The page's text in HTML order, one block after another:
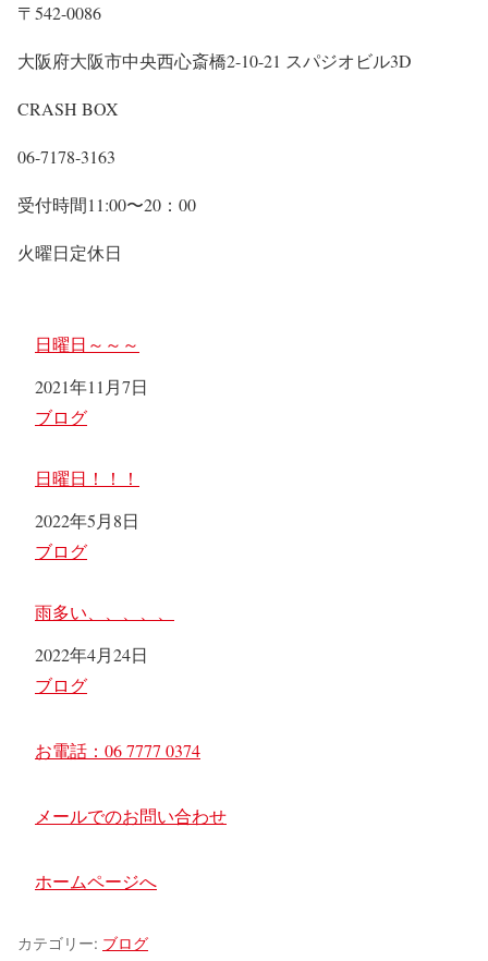
〒542-0086
大阪府大阪市中央西心斎橋2-10-21 スパジオビル3D
CRASH BOX
06-7178-3163
受付時間11:00〜20：00
火曜日定休日
日曜日～～～
日付
2021年11月7日
関連理由
ブログ
日曜日！！！
日付
2022年5月8日
関連理由
ブログ
雨多い、、、、、
日付
2022年4月24日
関連理由
ブログ
お電話：06 7777 0374
メールでのお問い合わせ
ホームページへ
カテゴリー: ブログ